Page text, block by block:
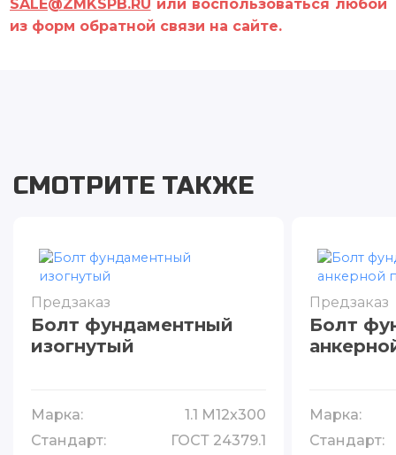
SALE@ZMKSPB.RU или воспользоваться любой
из форм обратной связи на сайте.
СМОТРИТЕ ТАКЖЕ
Предзаказ
Болт фундаментный
изогнутый
Марка:
1.1 М12x300
Стандарт:
ГОСТ 24379.1
Предзаказ
Болт
Марка:
Стандарт: